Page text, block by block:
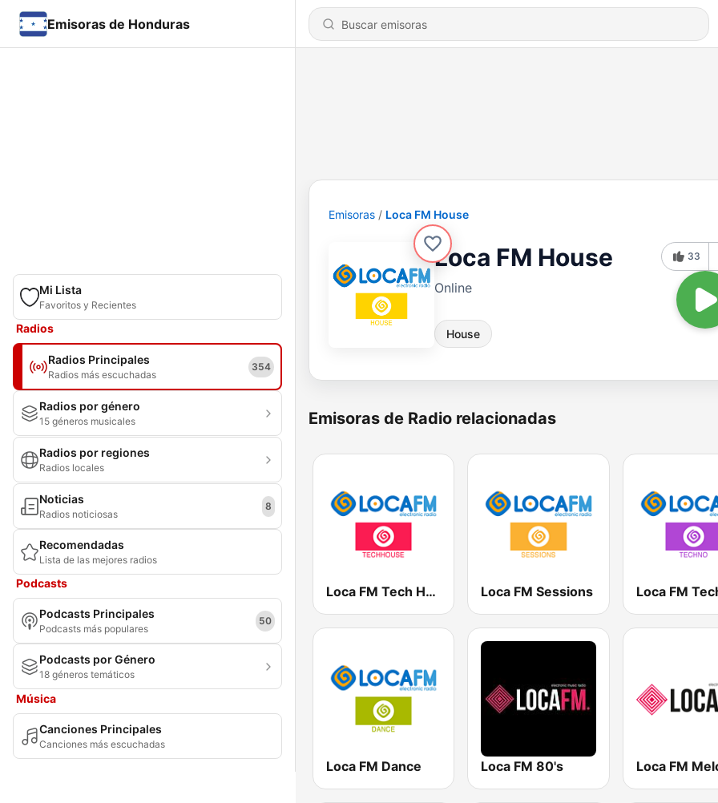
Emisoras de Honduras
Mi Lista
Favoritos y Recientes
Radios
Radios Principales
Radios más escuchadas
354
Radios por género
15 géneros musicales
Radios por regiones
Radios locales
Noticias
Radios noticiosas
8
Recomendadas
Lista de las mejores radios
Podcasts
Podcasts Principales
Podcasts más populares
50
Podcasts por Género
18 géneros temáticos
Música
Canciones Principales
Canciones más escuchadas
Emisoras Loca FM House
Loca FM House
Online
House
33
Emisoras de Radio relacionadas
Loca FM Tech House Loca FM Sessions Loca FM
Loca FM Dance Loca FM 80's